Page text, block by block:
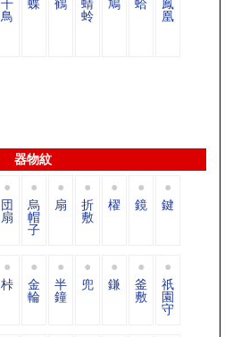
鳥 蛉 凰
器物紋
団
扇
烏
帽
子
扇 折
敷
櫂 鏡 鍵
桛 金
輪
半
鐘
兜 鎌 釜
敷
祇
園
守